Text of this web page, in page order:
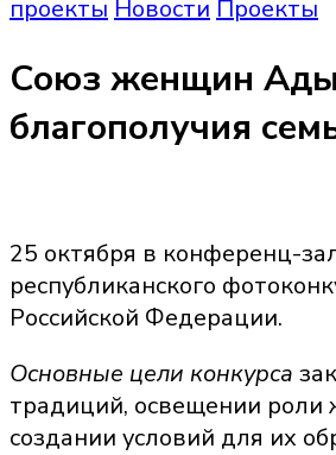
проекты Новости Проекты
Союз женщин
благополучия
25 октября в конференц-
республиканского
Российской Федерации.
Основные цели конкурса
традиций, освещении роли
создании условий для их